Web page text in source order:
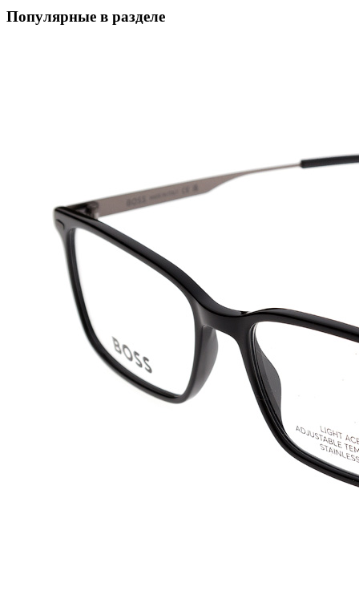
Популярные в разделе